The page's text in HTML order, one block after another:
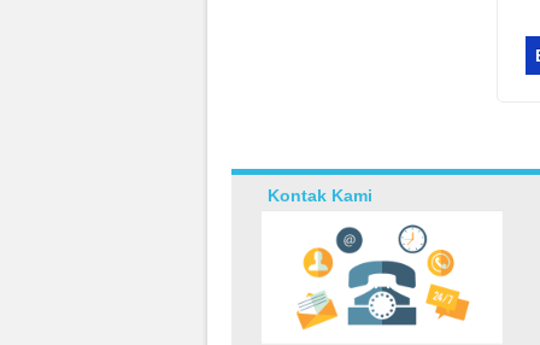
Kontak Kami